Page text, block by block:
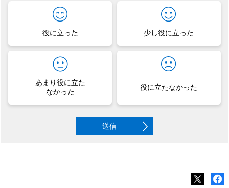
役に立った 少し役に立った
あまり役に立た
なかった
役に立たなかった
送信